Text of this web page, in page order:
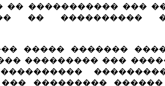
�� ����������� ���
�� ����������
����� �������
��������� ���
��� ���������